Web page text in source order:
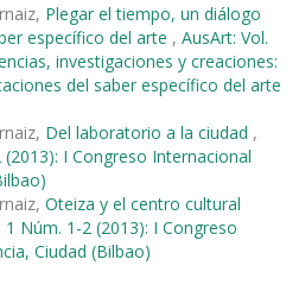
Plegar el tiempo, un diálogo
específico del arte , AusArt: Vol.
investigaciones y creaciones:
del saber específico del arte
Del laboratorio a la ciudad ,
I Congreso Internacional
Oteiza y el centro cultural
1 Núm. 1-2 (2013): I Congreso
Ciudad (Bilbao)